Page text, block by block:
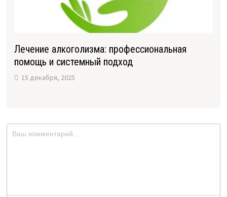
Лечение алкоголизма: профессиональная
помощь и системный подход
15 декабря, 2025